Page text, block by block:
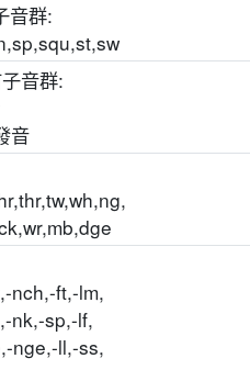
音群:
音群:
音
nch,-ft,-lm,
nk,-sp,-lf,
nge,-ll,-ss,